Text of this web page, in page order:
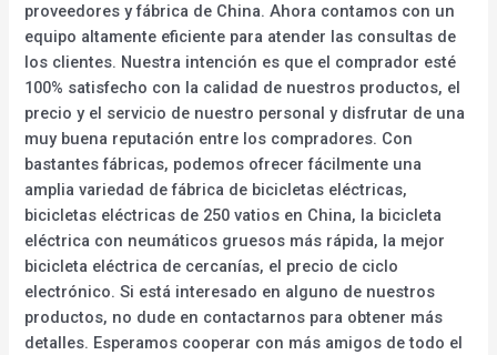
proveedores y fábrica de China. Ahora contamos con un
equipo altamente eficiente para atender las consultas de
los clientes. Nuestra intención es que el comprador esté
100% satisfecho con la calidad de nuestros productos, el
precio y el servicio de nuestro personal y disfrutar de una
muy buena reputación entre los compradores. Con
bastantes fábricas, podemos ofrecer fácilmente una
amplia variedad de fábrica de bicicletas eléctricas,
bicicletas eléctricas de 250 vatios en China, la bicicleta
eléctrica con neumáticos gruesos más rápida, la mejor
bicicleta eléctrica de cercanías, el precio de ciclo
electrónico. Si está interesado en alguno de nuestros
productos, no dude en contactarnos para obtener más
detalles. Esperamos cooperar con más amigos de todo el